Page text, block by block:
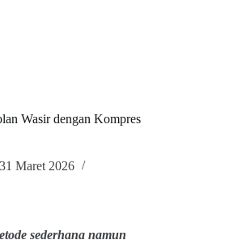
Wasir dengan Kompres
31 Maret 2026
sederhana namun